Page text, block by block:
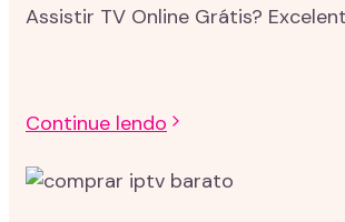
Assistir TV Online Grátis?
Continue lendo